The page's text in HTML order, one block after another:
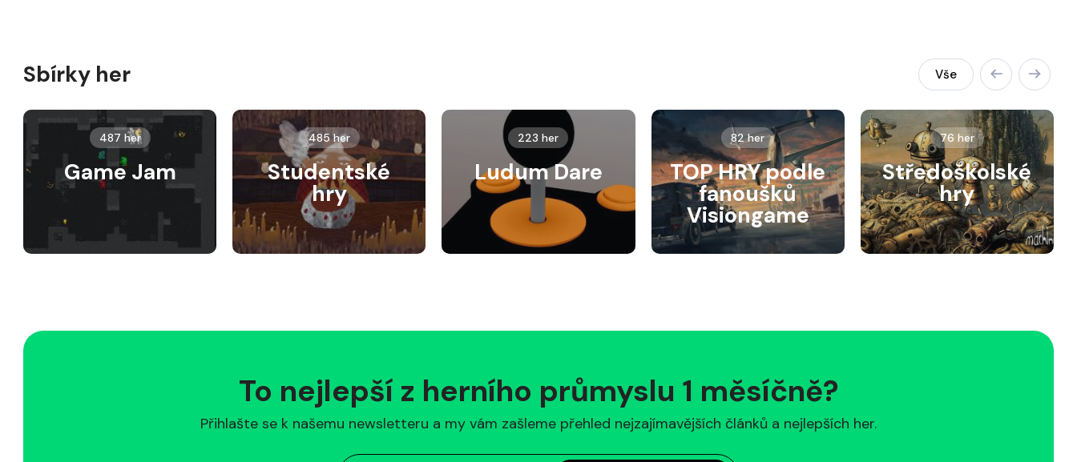
Sbírky her Vše
487 her
Game Jam
485 her
Studentské
hry
223 her
Ludum Dare
82 her
TOP HRY podle
fanoušků
Visiongame
76 her
Středoškolské
hry
To nejlepší z herního průmyslu 1 měsíčně?
Přihlašte se k našemu newsletteru a my vám zašleme přehled nejzajímavějších článků a nejlepších her.